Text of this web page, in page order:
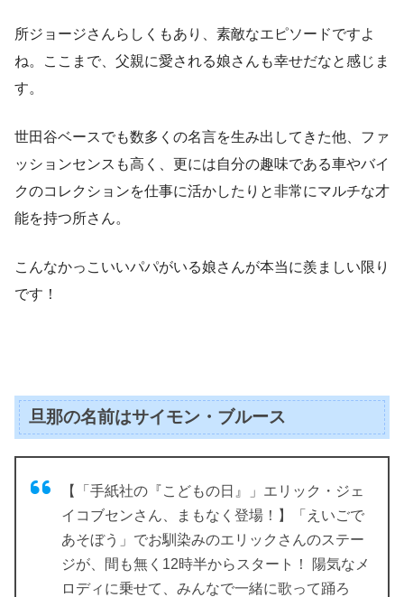
所ジョージさんらしくもあり、素敵なエピソードですよ
ね。ここまで、父親に愛される娘さんも幸せだなと感じま
す。
世田谷ベースでも数多くの名言を生み出してきた他、ファ
ッションセンスも高く、更には自分の趣味である車やバイ
クのコレクションを仕事に活かしたりと非常にマルチな才
能を持つ所さん。
こんなかっこいいパパがいる娘さんが本当に羨ましい限り
です！
旦那の名前はサイモン・ブルース
【「手紙社の『こどもの日』」エリック・ジェ
イコブセンさん、まもなく登場！】「えいごで
あそぼう」でお馴染みのエリックさんのステー
ジが、間も無く12時半からスタート！ 陽気なメ
ロディに乗せて、みんなで一緒に歌って踊ろ